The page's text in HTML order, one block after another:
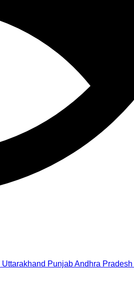
Uttarakhand PunjabAndhra Pradesh